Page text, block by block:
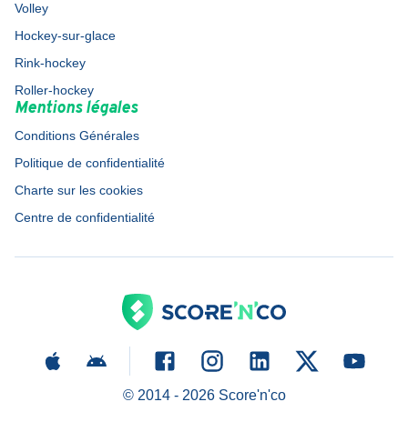
Volley
Hockey-sur-glace
Rink-hockey
Roller-hockey
Mentions légales
Conditions Générales
Politique de confidentialité
Charte sur les cookies
Centre de confidentialité
© 2014 - 2026Score'n'co